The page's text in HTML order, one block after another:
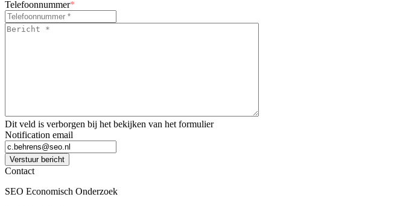
Telefoonnummer*
Bericht
Dit veld is verborgen bij het bekijken van het formulier
Notification email
Verstuur bericht
Contact
SEO Economisch Onderzoek